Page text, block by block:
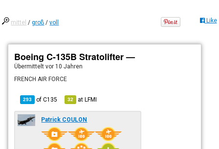
mittel /groß /voll Like
Boeing C-135B Stratolifter —
Übermitteltvor 10 Jahren
FRENCH AIR FORCE
293 ofC135 32 atLFMI
Patrick COULON